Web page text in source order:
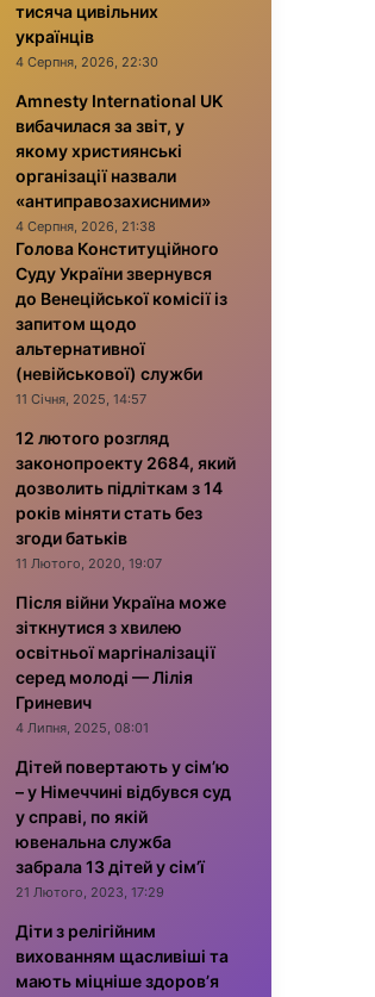
тисяча цивільних
українців
4 Серпня, 2026, 22:30
Amnesty International UK
вибачилася за звіт, у
якому християнські
організації назвали
«антиправозахисними»
4 Серпня, 2026, 21:38
Голова Конституційного
Суду України звернувся
до Венеційської комісії із
запитом щодо
альтернативної
(невійськової) служби
11 Січня, 2025, 14:57
12 лютого розгляд
законопроекту 2684, який
дозволить підліткам з 14
років міняти стать без
згоди батьків
11 Лютого, 2020, 19:07
Після війни Україна може
зіткнутися з хвилею
освітньої маргіналізації
серед молоді — Лілія
Гриневич
4 Липня, 2025, 08:01
Дітей повертають у сім’ю
– у Німеччині відбувся суд
у справі, по якій
ювенальна служба
забрала 13 дітей у сім’ї
21 Лютого, 2023, 17:29
Діти з релігійним
вихованням щасливіші та
мають міцніше здоров’я